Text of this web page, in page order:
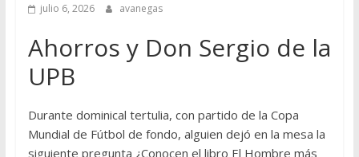
julio 6, 2026 avanegas
Ahorros y Don Sergio de la
UPB
Durante dominical tertulia, con partido de la Copa
Mundial de Fútbol de fondo, alguien dejó en la mesa la
siguiente pregunta ¿Conocen el libro El Hombre más